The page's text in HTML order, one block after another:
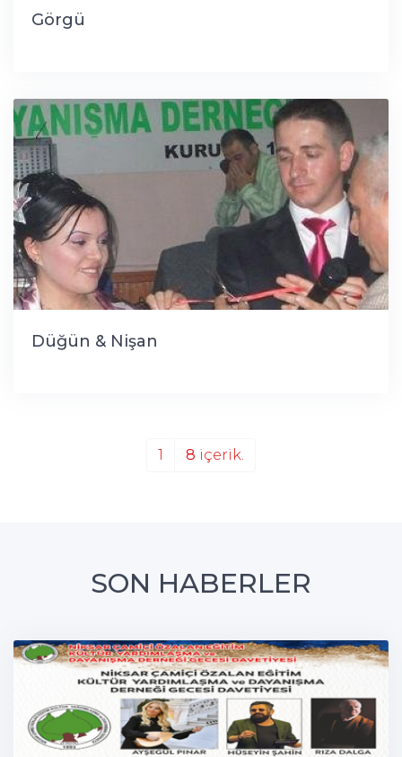
Görgü
Düğün & Nişan
1 8 içerik.
SON HABERLER